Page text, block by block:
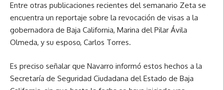
Entre otras publicaciones recientes del semanario Zeta se
encuentra un reportaje sobre la revocación de visas a la
gobernadora de Baja California, Marina del Pilar Ávila
Olmeda, y su esposo, Carlos Torres.
Es preciso señalar que Navarro informó estos hechos a la
Secretaría de Seguridad Ciudadana del Estado de Baja